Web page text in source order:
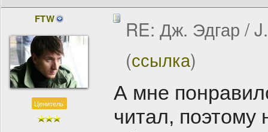
FTW
Ценитель
RE: Дж. Эдгар /
(ссылка)
А мне
читал, поэтому